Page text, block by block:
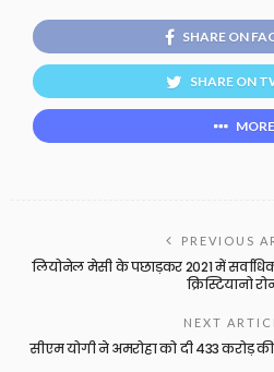
SHARE ON
SHARE ON
MORE
PREVIOUS
लियोनेल मेसी के पछाड़कर 2021 में
क्रिस्टियानो
NEXT
सीएम योगी ने अमरोहा को दी 433 करोड़